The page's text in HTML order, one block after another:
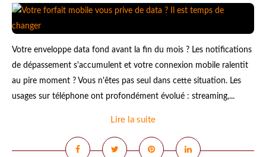
Votre enveloppe data fond avant la fin du mois ? Les notifications
de dépassement s'accumulent et votre connexion mobile ralentit
au pire moment ? Vous n'êtes pas seul dans cette situation. Les
usages sur téléphone ont profondément évolué : streaming,...
Lire la suite